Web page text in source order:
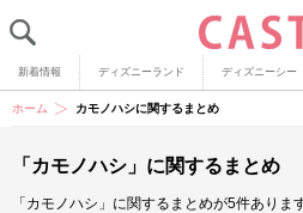
新着情報 ディズニーランド ディズニーシー
ホーム カモノハシに関するまとめ
「カモノハシ」に関するまとめ
「カモノハシ」に関するまとめが5件あります